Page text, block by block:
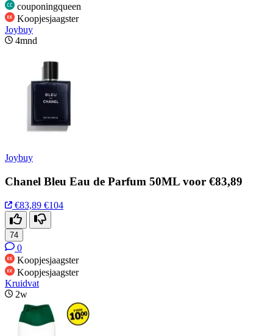
couponingqueen
Koopjesjaagster
Joybuy
4mnd
Joybuy
Chanel Bleu Eau de Parfum 50ML voor €83,89
€83,89 €104
74
0
Koopjesjaagster
Koopjesjaagster
Kruidvat
2w